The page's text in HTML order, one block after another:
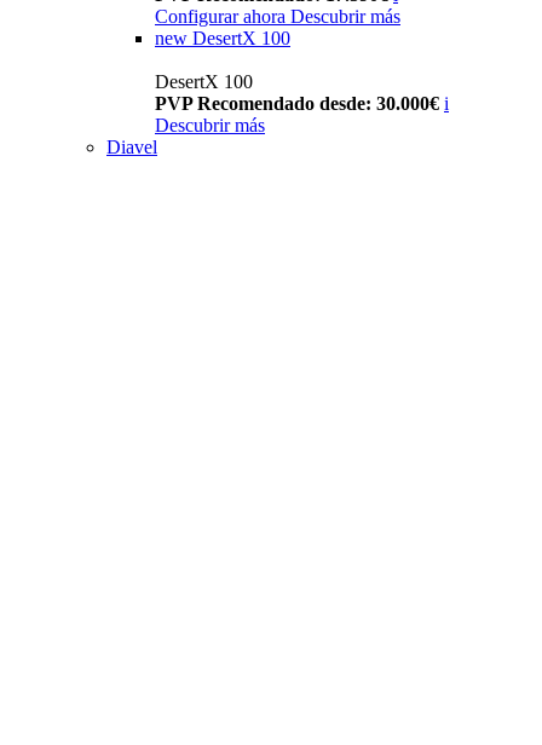
Configurar ahora Descubrir más
new DesertX 100
DesertX 100
PVP Recomendado desde: 30.000€ i
Descubrir más
Diavel